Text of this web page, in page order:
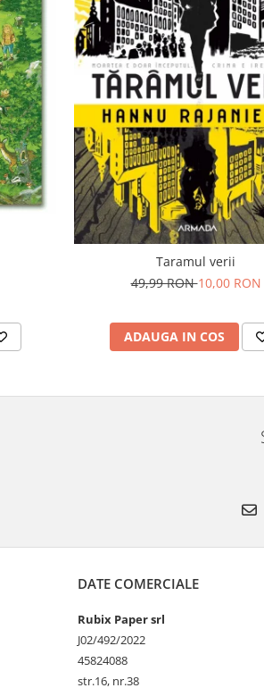
Taramul verii
49,99 RON10,00 RON
ADAUGA IN COS
DATE COMERCIALE
Rubix Paper srl
J02/492/2022
45824088
str.16, nr.38